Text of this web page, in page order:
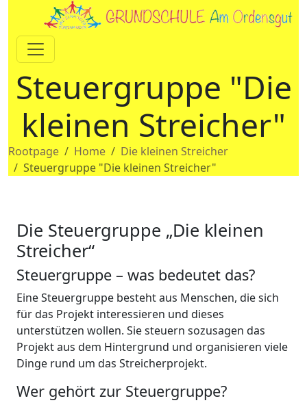
Steuergruppe "Die
kleinen Streicher"
Rootpage Home
Die kleinen Streicher
Steuergruppe "Die kleinen Streicher"
Die Steuergruppe „Die kleinen
Streicher“
Steuergruppe – was bedeutet das?
Eine Steuergruppe besteht aus Menschen, die sich
für das Projekt interessieren und dieses
unterstützen wollen. Sie steuern sozusagen das
Projekt aus dem Hintergrund und organisieren viele
Dinge rund um das Streicherprojekt.
Wer gehört zur Steuergruppe?